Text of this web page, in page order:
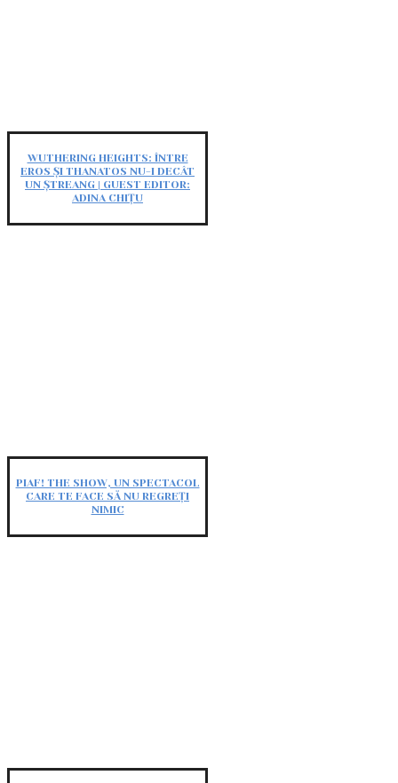
WUTHERING HEIGHTS: ÎNTRE
EROS ȘI THANATOS NU-I DECÂT
UN ȘTREANG | GUEST EDITOR:
ADINA CHIȚU
PIAF! THE SHOW, UN SPECTACOL
CARE TE FACE SĂ NU REGREȚI
NIMIC